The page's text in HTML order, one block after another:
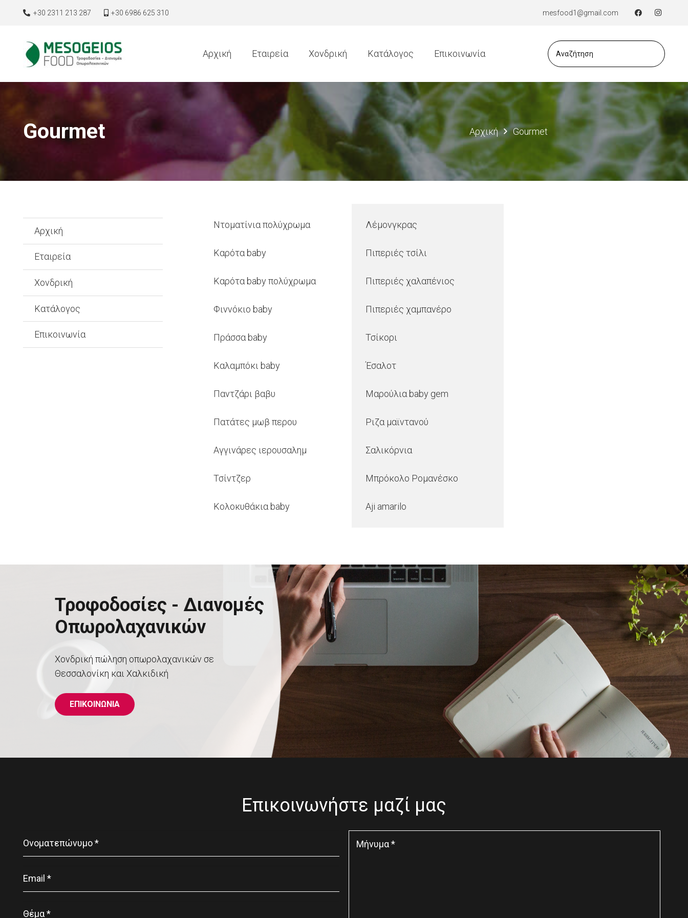
+30 2311 213 287 +30 6986 625 310 mesfood1@gmail.com
Αρχική Εταιρεία Χονδρική Κατάλογος Επικοινωνία
Gourmet Αρχική Gourmet
Ντοματίνια πολύχρωμα
Καρότα baby
Καρότα baby πολύχρωμα
Φιννόκιο baby
Πράσσα baby
Καλαμπόκι baby
Παντζάρι βαβυ
Πατάτες μωβ περου
Αγγινάρες ιερουσαλημ
Τσίντζερ
Κολοκυθάκια baby
Λέμονγκρας
Πιπεριές τσίλι
Πιπεριές χαλαπένιος
Πιπεριές χαμπανέρο
Τσίκορι
Έσαλοτ
Μαρούλια baby gem
Ριζα μαϊντανού
Σαλικόρνια
Μπρόκολο Ρομανέσκο
Aji amarilo
Αρχική
Εταιρεία
Χονδρική
Κατάλογος
Επικοινωνία
Τροφοδοσίες - ∆ιανομές
Οπωρολαχανικών
Χονδρική πώληση οπωρολαχανικών σε
Θεσσαλονίκη και Χαλκιδική
ΕΠΙΚΟΙΝΩΝΙΑ
Επικοινωνήστε μαζί μας